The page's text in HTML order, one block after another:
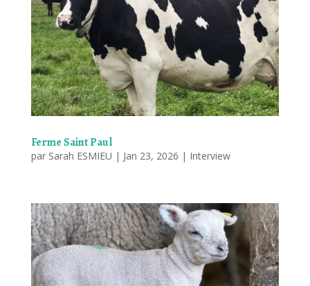
Ferme Saint Paul
par Sarah ESMIEU | Jan 23, 2026 | Interview